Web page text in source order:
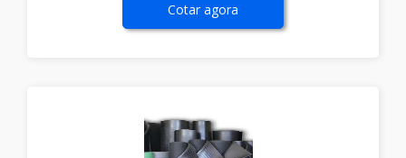
Cotar agora